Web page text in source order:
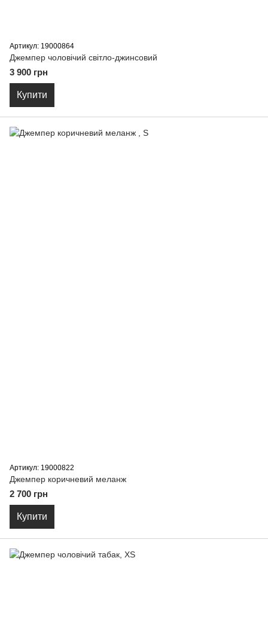
Артикул: 19000864
Джемпер чоловічий світло-джинсовий
3 900 грн
Купити
Артикул: 19000822
Джемпер коричневий меланж
2 700 грн
Купити